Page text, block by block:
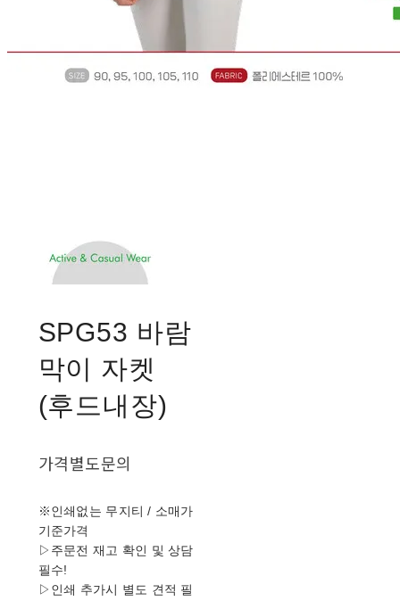
SPG53 바람
막이 자켓
(후드내장)
가격별도문의
※인쇄없는 무지티 / 소매가
기준가격
▷주문전 재고 확인 및 상담
필수!
▷인쇄 추가시 별도 견적 필